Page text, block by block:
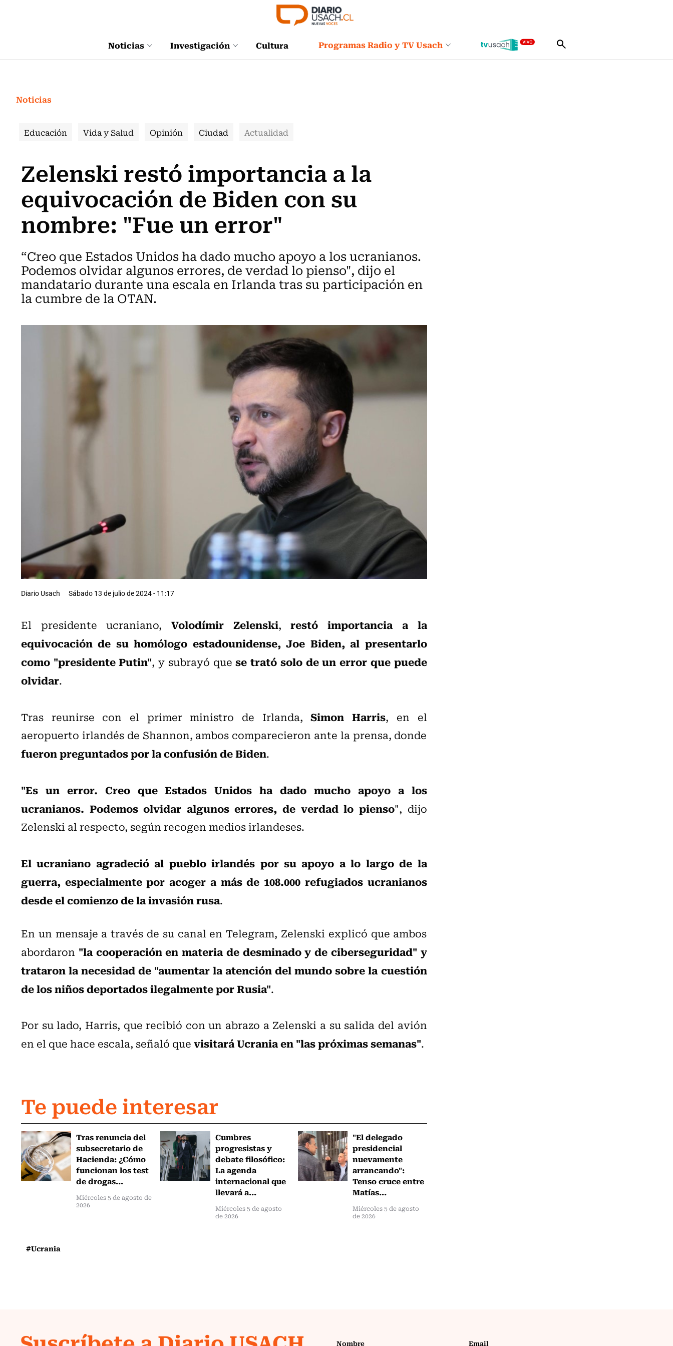
Noticias Investigación Cultura Programas Radio y TV Usach
Noticias
Educación Vida y Salud Opinión Ciudad Actualidad
Zelenski restó importancia a la
equivocación de Biden con su
nombre: "Fue un error"
“Creo que Estados Unidos ha dado mucho apoyo a los ucranianos.
Podemos olvidar algunos errores, de verdad lo pienso", dijo el
mandatario durante una escala en Irlanda tras su participación en
la cumbre de la OTAN.
Diario Usach Sábado 13 de julio de 2024 - 11:17
El presidente ucraniano,Volodímir Zelenski,restó importancia a la
equivocación de su homólogo estadounidense, Joe Biden, al presentarlo
como "presidente Putin", y subrayó quese trató solo de un error que puede
olvidar.
Tras reunirse con el primer ministro de Irlanda,Simon Harris, en el
aeropuerto irlandés de Shannon, ambos comparecieron ante la prensa, donde
fueron preguntados por la confusión de Biden.
"Es un error. Creo que Estados Unidos ha dado mucho apoyo a los
ucranianos. Podemos olvidar algunos errores, de verdad lo pienso", dijo
Zelenski al respecto, según recogen medios irlandeses.
El ucraniano agradeció al pueblo irlandés por su apoyo a lo largo de la
guerra, especialmente por acoger a más de 108.000 refugiados ucranianos
desde el comienzo de la invasión rusa.
En un mensaje a través de su canal en Telegram, Zelenski explicó que ambos
abordaron "la cooperación en materia de desminado y de ciberseguridad" y
trataron la necesidad de "aumentar la atención del mundo sobre la cuestión
de los niños deportados ilegalmente por Rusia".
Por su lado, Harris, que recibió con un abrazo a Zelenski a su salida del avión
en el que hace escala, señaló quevisitará Ucrania en "las próximas semanas".
Te puede interesar
Tras renuncia del
subsecretario de
Hacienda: ¿Cómo
funcionan los test
de drogas...
Miércoles 5 de agosto de
2026
Cumbres
progresistas y
debate filosófico:
La agenda
internacional que
llevará a...
Miércoles 5 de agosto
de 2026
"El delegado
presidencial
nuevamente
arrancando":
Tenso cruce entre
Matías...
Miércoles 5 de agosto
de 2026
#Ucrania